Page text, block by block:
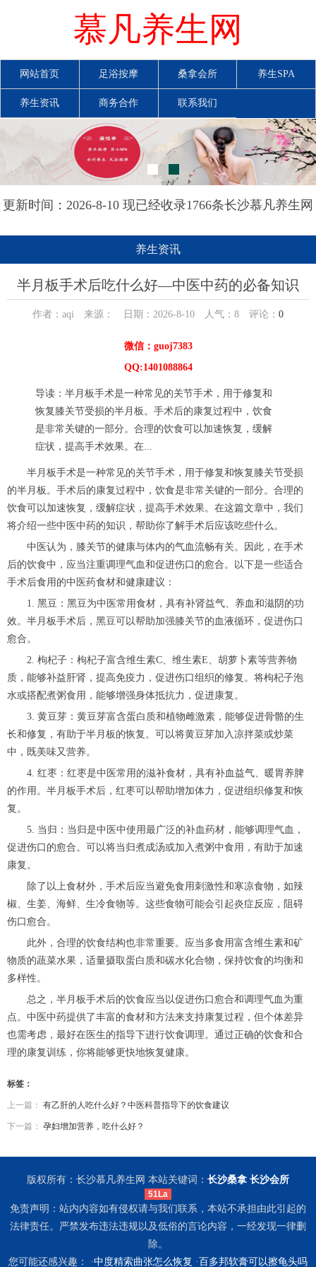
慕凡养生网
网站首页 足浴按摩 桑拿会所 养生SPA
养生资讯 商务合作 联系我们
更新时间：2026-8-10 现已经收录1766条长沙慕凡养生网
养生资讯
半月板手术后吃什么好—中医中药的必备知识
作者：aqi 来源： 日期：2026-8-10 人气： 8 评论： 0
微信：guoj7383
QQ:1401088864
导读：半月板手术是一种常见的关节手术，用于修复和
恢复膝关节受损的半月板。手术后的康复过程中，饮食
是非常关键的一部分。合理的饮食可以加速恢复，缓解
症状，提高手术效果。在...
半月板手术是一种常见的关节手术，用于修复和恢复膝关节受损
的半月板。手术后的康复过程中，饮食是非常关键的一部分。合理的
饮食可以加速恢复，缓解症状，提高手术效果。在这篇文章中，我们
将介绍一些中医中药的知识，帮助你了解手术后应该吃些什么。
中医认为，膝关节的健康与体内的气血流畅有关。因此，在手术
后的饮食中，应当注重调理气血和促进伤口的愈合。以下是一些适合
手术后食用的中医药食材和健康建议：
1. 黑豆：黑豆为中医常用食材，具有补肾益气、养血和滋阴的功
效。半月板手术后，黑豆可以帮助加强膝关节的血液循环，促进伤口
愈合。
2. 枸杞子：枸杞子富含维生素C、维生素E、胡萝卜素等营养物
质，能够补益肝肾，提高免疫力，促进伤口组织的修复。将枸杞子泡
水或搭配煮粥食用，能够增强身体抵抗力，促进康复。
3. 黄豆芽：黄豆芽富含蛋白质和植物雌激素，能够促进骨骼的生
长和修复，有助于半月板的恢复。可以将黄豆芽加入凉拌菜或炒菜
中，既美味又营养。
4. 红枣：红枣是中医常用的滋补食材，具有补血益气、暖胃养脾
的作用。半月板手术后，红枣可以帮助增加体力，促进组织修复和恢
复。
5. 当归：当归是中医中使用最广泛的补血药材，能够调理气血，
促进伤口的愈合。可以将当归煮成汤或加入煮粥中食用，有助于加速
康复。
除了以上食材外，手术后应当避免食用刺激性和寒凉食物，如辣
椒、生姜、海鲜、生冷食物等。这些食物可能会引起炎症反应，阻碍
伤口愈合。
此外，合理的饮食结构也非常重要。应当多食用富含维生素和矿
物质的蔬菜水果，适量摄取蛋白质和碳水化合物，保持饮食的均衡和
多样性。
总之，半月板手术后的饮食应当以促进伤口愈合和调理气血为重
点。中医中药提供了丰富的食材和方法来支持康复过程，但个体差异
也需考虑，最好在医生的指导下进行饮食调理。通过正确的饮食和合
理的康复训练，你将能够更快地恢复健康。
标签：
上一篇： 有乙肝的人吃什么好？中医科普指导下的饮食建议
下一篇： 孕妇增加营养，吃什么好？
版权所有：长沙慕凡养生网 本站关键词： 长沙桑拿 长沙会所
51La
免责声明：站内内容如有侵权请与我们联系，本站不承担由此引起的
法律责任。严禁发布违法违规以及低俗的言论内容，一经发现一律删
除。
您可能还感兴趣： ·中度精索曲张怎么恢复 ·百多邦软膏可以擦龟头吗